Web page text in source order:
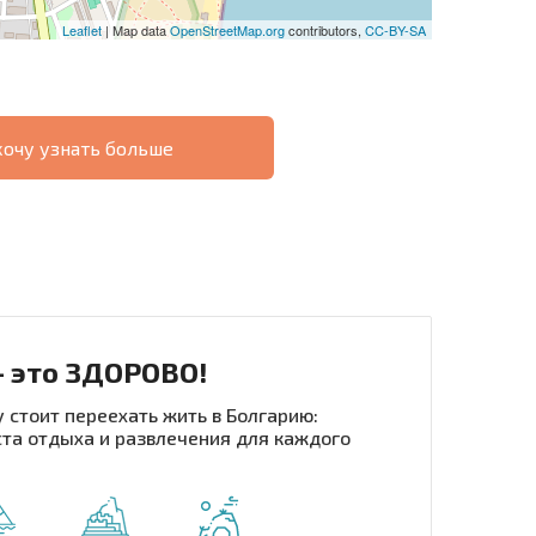
Leaflet | Map dataOpenStreetMap.orgcontributors, CC-BY-SA
узнать больше
| Нажимая кнопку, вы разрешаете
это ЗДОРОВО!
переехать жить в Болгарию:
отдыха и развлечения для каждого